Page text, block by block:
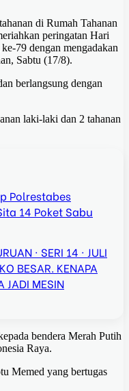
di Rumah Tahanan
peringatan Hari
79 dengan mengadakan
Sabtu (17/8).
berlangsung dengan
laki-laki dan 2 tahanan
Polrestabes
14 Poket Sabu
· SERI 14 · JULI
BESAR. KENAPA
JADI MESIN
bendera Merah Putih
Raya.
Memed yang bertugas